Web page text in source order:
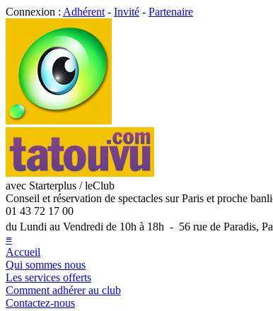
Connexion : Adhérent - Invité - Partenaire
avec Starterplus / leClub
Conseil et réservation de spectacles sur Paris et proche
01 43 72 17 00
du Lundi au Vendredi de 10h à 18h - 56 rue de Paradis,
≡
Accueil
Qui sommes nous
Les services offerts
Comment adhérer au club
Contactez-nous